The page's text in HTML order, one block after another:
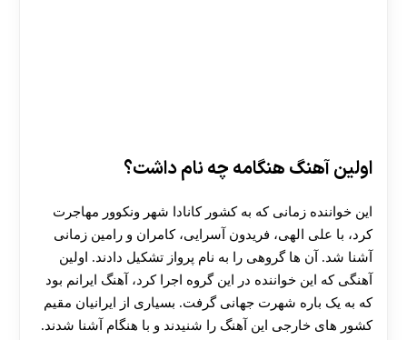
اولین آهنگ هنگامه چه نام داشت؟
این خواننده زمانی که به کشور کانادا شهر ونکوور مهاجرت
کرد، با علی الهی، فریدون آسرایی، کامران و رامین زمانی
آشنا شد. آن ها گروهی را به نام پرواز تشکیل دادند. اولین
آهنگی که این خواننده در این گروه اجرا کرد، آهنگ ایرانم بود
که به یک باره شهرت جهانی گرفت. بسیاری از ایرانیان مقیم
کشور های خارجی این آهنگ را شنیدند و با هنگام آشنا شدند.